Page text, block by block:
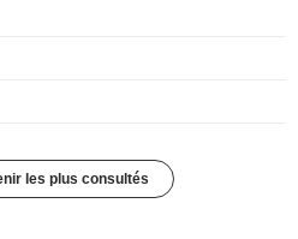
les plus consultés